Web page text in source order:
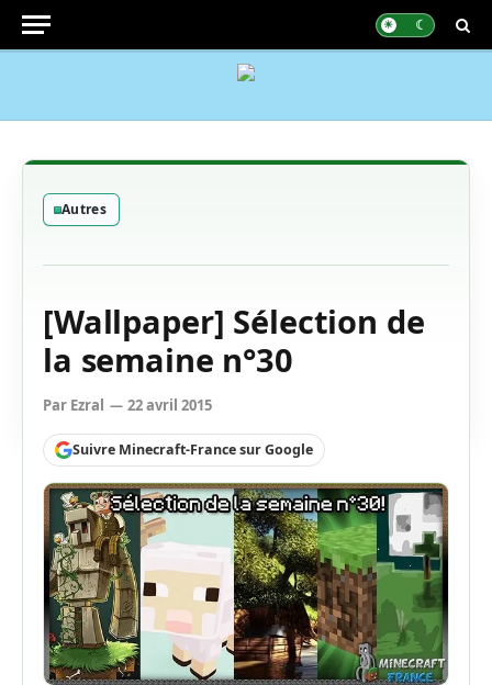
Autres
[Wallpaper] Sélection de
la semaine n°30
Par Ezral 22 avril 2015
Suivre Minecraft-France sur Google